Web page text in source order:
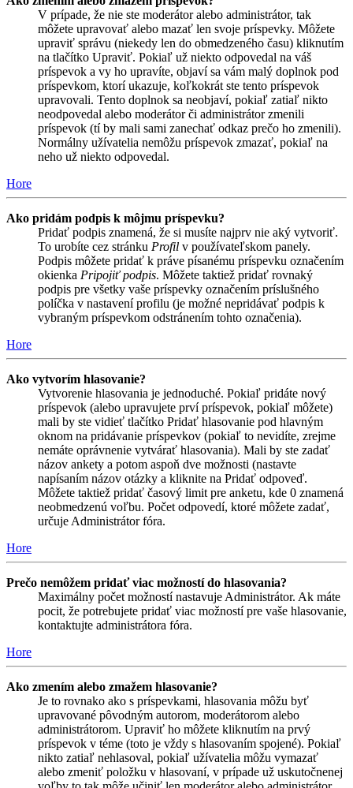
V prípade, že nie ste moderátor alebo administrátor, tak
môžete upravovať alebo mazať len svoje príspevky. Môžete
upraviť správu (niekedy len do obmedzeného času) kliknutím
na tlačítko Upraviť. Pokiaľ už niekto odpovedal na váš
príspevok a vy ho upravíte, objaví sa vám malý doplnok pod
príspevkom, ktorí ukazuje, koľkokrát ste tento príspevok
upravovali. Tento doplnok sa neobjaví, pokiaľ zatiaľ nikto
neodpovedal alebo moderátor či administrátor zmenili
príspevok (tí by mali sami zanechať odkaz prečo ho zmenili).
Normálny užívatelia nemôžu príspevok zmazať, pokiaľ na
neho už niekto odpovedal.
Hore
Ako pridám podpis k môjmu príspevku?
Pridať podpis znamená, že si musíte najprv nie aký vytvoriť.
To urobíte cez stránku Profil v používateľskom panely.
Podpis môžete pridať k práve písanému príspevku označením
okienka Pripojiť podpis. Môžete taktiež pridať rovnaký
podpis pre všetky vaše príspevky označením príslušného
políčka v nastavení profilu (je možné nepridávať podpis k
vybraným príspevkom odstránením tohto označenia).
Hore
Ako vytvorím hlasovanie?
Vytvorenie hlasovania je jednoduché. Pokiaľ pridáte nový
príspevok (alebo upravujete prví príspevok, pokiaľ môžete)
mali by ste vidieť tlačítko Pridať hlasovanie pod hlavným
oknom na pridávanie príspevkov (pokiaľ to nevidíte, zrejme
nemáte oprávnenie vytvárať hlasovania). Mali by ste zadať
názov ankety a potom aspoň dve možnosti (nastavte
napísaním názov otázky a kliknite na Pridať odpoveď.
Môžete taktiež pridať časový limit pre anketu, kde 0 znamená
neobmedzenú voľbu. Počet odpovedí, ktoré môžete zadať,
určuje Administrátor fóra.
Hore
Prečo nemôžem pridať viac možností do hlasovania?
Maximálny počet možností nastavuje Administrátor. Ak máte
pocit, že potrebujete pridať viac možností pre vaše hlasovanie,
kontaktujte administrátora fóra.
Hore
Ako zmením alebo zmažem hlasovanie?
Je to rovnako ako s príspevkami, hlasovania môžu byť
upravované pôvodným autorom, moderátorom alebo
administrátorom. Upraviť ho môžete kliknutím na prvý
príspevok v téme (toto je vždy s hlasovaním spojené). Pokiaľ
nikto zatiaľ nehlasoval, pokiaľ užívatelia môžu vymazať
alebo zmeniť položku v hlasovaní, v prípade už uskutočnenej